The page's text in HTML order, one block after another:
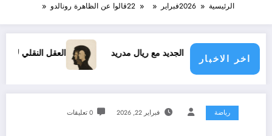
الرئيسية 2026فبراير 22قالوا عن الظاهرة رونالدو
اخر الاخبار
فينيسيوس الجديد مع ريال مدريد العقل النقلي لا يبدع حتى
رياضة فبراير 22, 2026 0 تعليقات